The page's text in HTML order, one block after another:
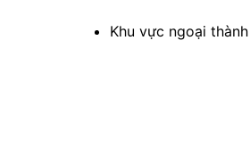
Khu vực ngoại